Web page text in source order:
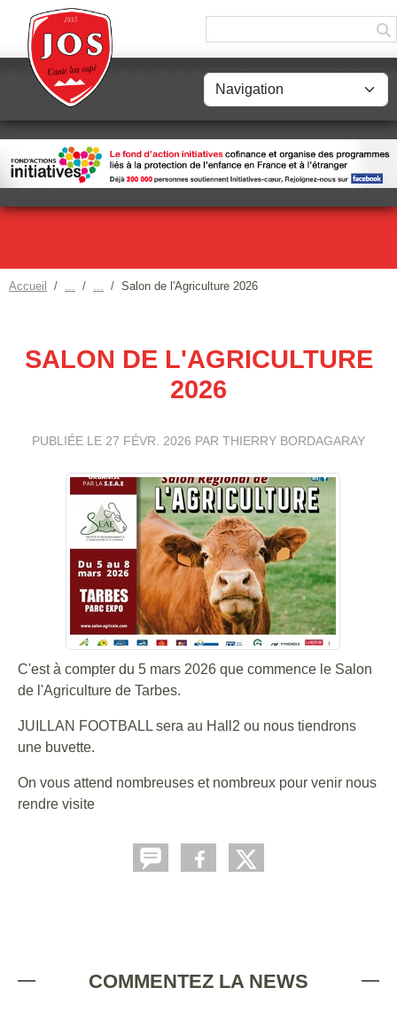
Accueil Salon de l'Agriculture 2026
SALON DE L'AGRICULTURE
2026
PUBLIÉE LE 27 FÉVR. 2026 PAR THIERRY BORDAGARAY
C'est à compter du 5 mars 2026 que commence le Salon
de l'Agriculture de Tarbes.
JUILLAN FOOTBALL sera au Hall2 ou nous tiendrons
une buvette.
On vous attend nombreuses et nombreux pour venir nous
rendre visite
COMMENTEZ LA NEWS
Panneau de gestion des cookies